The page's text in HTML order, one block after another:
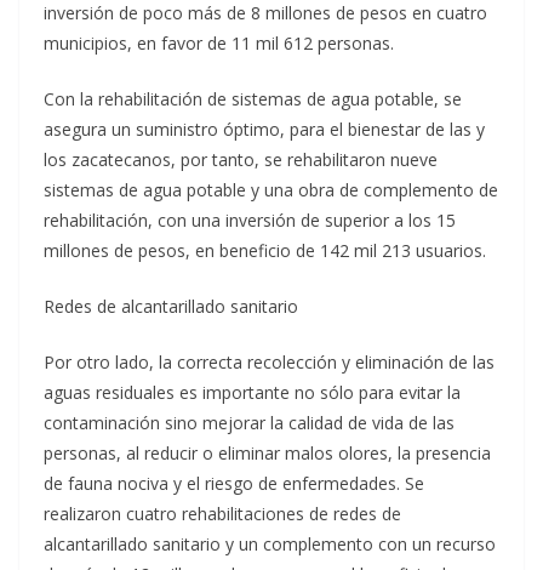
inversión de poco más de 8 millones de pesos en cuatro
municipios, en favor de 11 mil 612 personas.
Con la rehabilitación de sistemas de agua potable, se
asegura un suministro óptimo, para el bienestar de las y
los zacatecanos, por tanto, se rehabilitaron nueve
sistemas de agua potable y una obra de complemento de
rehabilitación, con una inversión de superior a los 15
millones de pesos, en beneficio de 142 mil 213 usuarios.
Redes de alcantarillado sanitario
Por otro lado, la correcta recolección y eliminación de las
aguas residuales es importante no sólo para evitar la
contaminación sino mejorar la calidad de vida de las
personas, al reducir o eliminar malos olores, la presencia
de fauna nociva y el riesgo de enfermedades. Se
realizaron cuatro rehabilitaciones de redes de
alcantarillado sanitario y un complemento con un recurso